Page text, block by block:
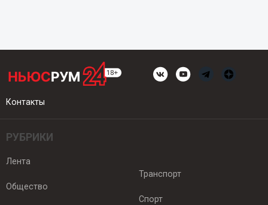
Контакты
РУБРИКИ
Лента
Общество
Транспорт
Спорт